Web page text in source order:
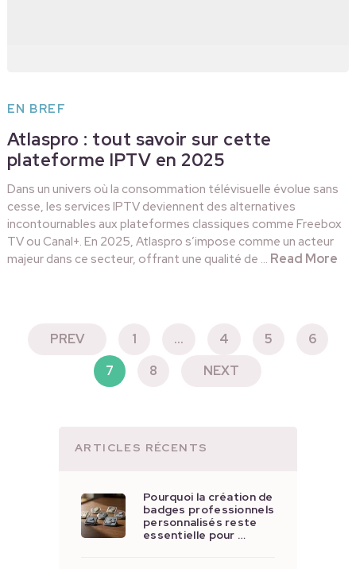
EN BREF
Atlaspro : tout savoir sur cette
plateforme IPTV en 2025
Dans un univers où la consommation télévisuelle évolue sans
cesse, les services IPTV deviennent des alternatives
incontournables aux plateformes classiques comme Freebox
TV ou Canal+. En 2025, Atlaspro s’impose comme un acteur
majeur dans ce secteur, offrant une qualité de … Read More
PAGINATION
PREV 1 … 4 5
6
7
8 NEXT
ARTICLES RÉCENTS
Pourquoi la création de
badges professionnels
personnalisés reste
essentielle pour …